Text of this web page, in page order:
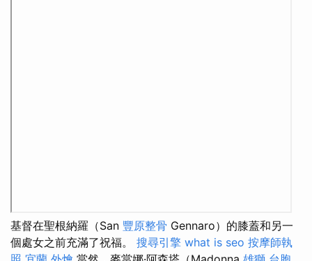
基督在聖根納羅（San 豐原整骨 Gennaro）的膝蓋和另一
個處女之前充滿了祝福。 搜尋引擎 what is seo 按摩師執